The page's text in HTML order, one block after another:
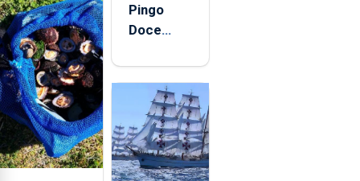
Pingo
Doce
quinta-
feira nova
loja em
São
Sebastião
e cria 30